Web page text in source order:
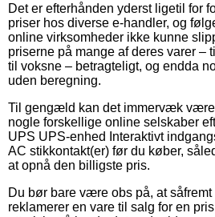
Det er efterhånden yderst ligetil for
priser hos diverse e-handler, og
online virksomheder ikke kunne
priserne på mange af deres varer –
til voksne – betragteligt, og endda
uden beregning.
Til gengæld kan det immervæk være
nogle forskellige online selskaber
UPS UPS-enhed Interaktivt
AC stikkontakt(er) før du køber,
at opnå den billigste pris.
Du bør bare være obs på, at
reklamerer en vare til salg for en